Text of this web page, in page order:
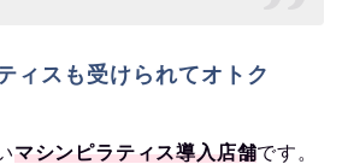
ィスも受けられてオトク
マシンピラティス導入店舗です。